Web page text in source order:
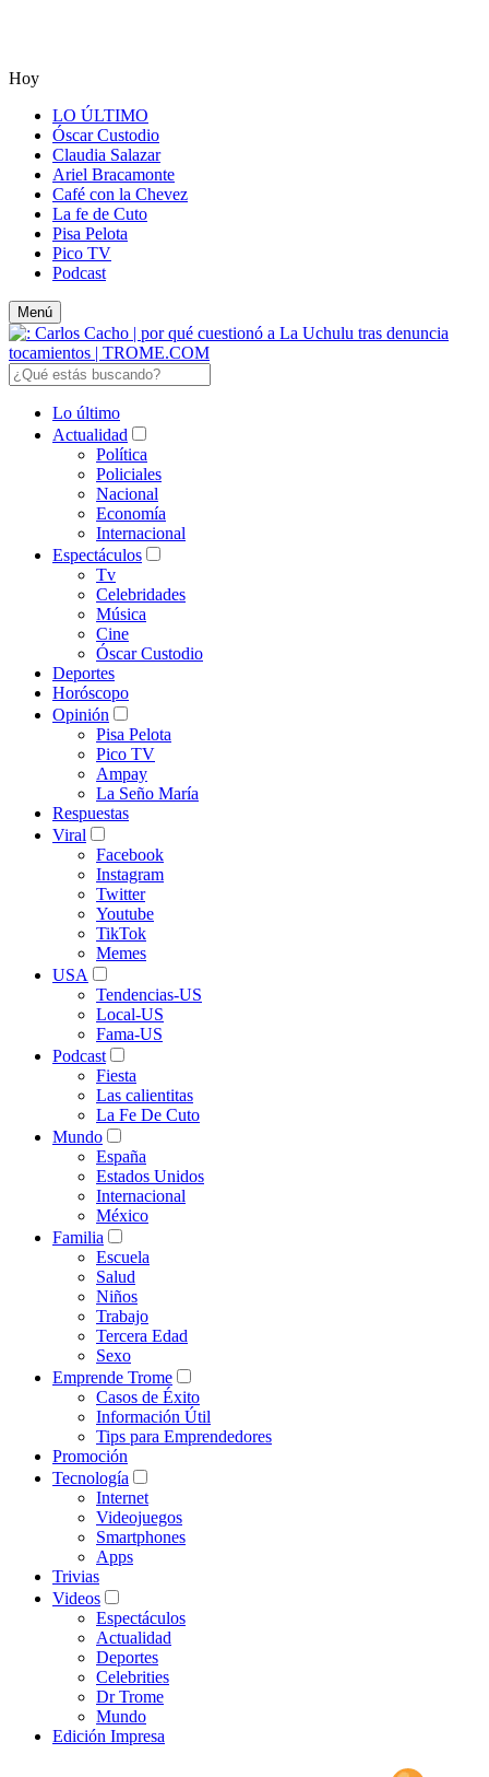
Hoy
LO ÚLTIMO
Óscar Custodio
Claudia Salazar
Ariel Bracamonte
Café con la Chevez
La fe de Cuto
Pisa Pelota
Pico TV
Podcast
Menú
Lo último
Actualidad
Política
Policiales
Nacional
Economía
Internacional
Espectáculos
Tv
Celebridades
Música
Cine
Óscar Custodio
Deportes
Horóscopo
Opinión
Pisa Pelota
Pico TV
Ampay
La Seño María
Respuestas
Viral
Facebook
Instagram
Twitter
Youtube
TikTok
Memes
USA
Tendencias-US
Local-US
Fama-US
Podcast
Fiesta
Las calientitas
La Fe De Cuto
Mundo
España
Estados Unidos
Internacional
México
Familia
Escuela
Salud
Niños
Trabajo
Tercera Edad
Sexo
Emprende Trome
Casos de Éxito
Información Útil
Tips para Emprendedores
Promoción
Tecnología
Internet
Videojuegos
Smartphones
Apps
Trivias
Videos
Espectáculos
Actualidad
Deportes
Celebrities
Dr Trome
Mundo
Edición Impresa